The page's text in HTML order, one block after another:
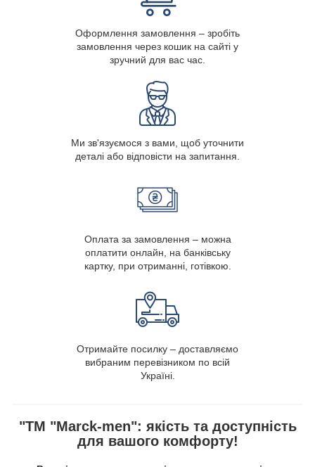
Оформлення замовлення – зробіть
замовлення через кошик на сайті у
зручний для вас час.
Ми зв'язуємося з вами, щоб уточнити
деталі або відповісти на запитання.
Оплата за замовлення – можна
оплатити онлайн, на банківську
картку, при отриманні, готівкою.
Отримайте посилку – доставляємо
вибраним перевізником по всій
Україні.
"ТМ "Marck-men": якість та доступність
для вашого комфорту!